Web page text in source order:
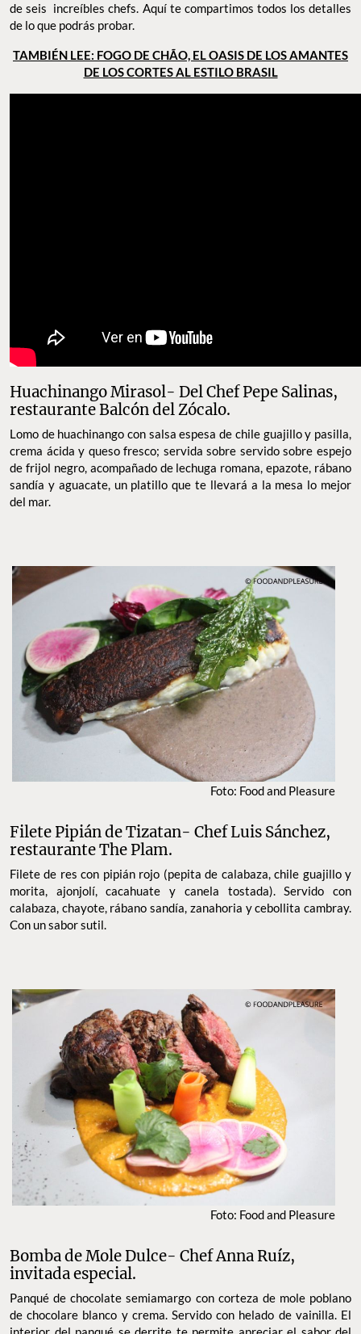
de seis increíbles chefs. Aquí te compartimos todos los detalles
de lo que podrás probar.
TAMBIÉN LEE: FOGO DE CHÃO, EL OASIS DE LOS AMANTES
DE LOS CORTES AL ESTILO BRASIL
Huachinango Mirasol- Del Chef Pepe Salinas,
restaurante Balcón del Zócalo.
Lomo de huachinango con salsa espesa de chile guajillo y pasilla,
crema ácida y queso fresco; servida sobre servido sobre espejo
de frijol negro, acompañado de lechuga romana, epazote, rábano
sandía y aguacate, un platillo que te llevará a la mesa lo mejor
del mar.
Foto: Food and Pleasure
Filete Pipián de Tizatan- Chef Luis Sánchez,
Filete de res con pipián rojo (pepita de calabaza, chile guajillo y
morita, ajonjolí, cacahuate y canela tostada). Servido con
calabaza, chayote, rábano sandía, zanahoria y cebollita cambray.
Con un sabor sutil.
Foto: Food and Pleasure
Bomba de Mole Dulce- Chef Anna Ruíz,
invitada especial.
Panqué de chocolate semiamargo con corteza de mole poblano
interior del panqué se derrite te permite apreciar el sabor del
mole como ningún otro, si combinas todo, el resultado es
realmente único.